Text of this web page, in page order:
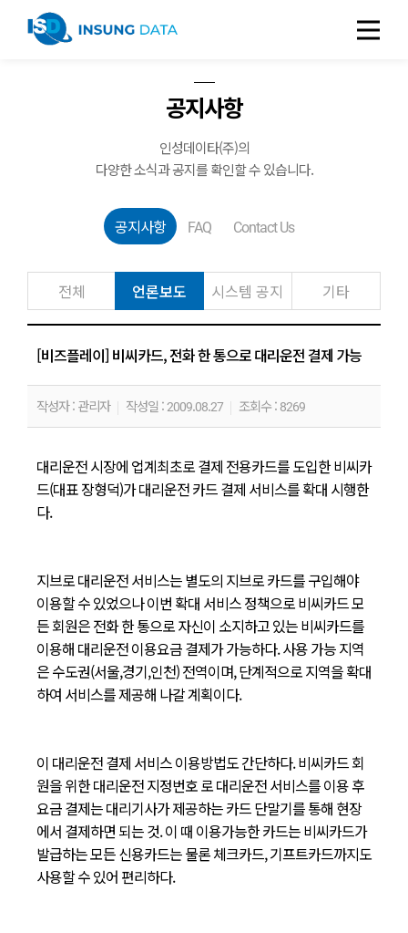
공지사항
인성데이타(주)의
다양한 소식과 공지를 확인할 수 있습니다.
공지사항 FAQ Contact Us
전체 언론보도 시스템 공지 기타
[비즈플레이] 비씨카드, 전화 한 통으로 대리운전 결제 가능
작성자 : 관리자 작성일 : 2009.08.27 조회수 : 8269
대리운전 시장에 업계최초로 결제 전용카드를 도입한 비씨카
드(대표 장형덕)가 대리운전 카드 결제 서비스를 확대 시행한
다.
지브로 대리운전 서비스는 별도의 지브로 카드를 구입해야
이용할 수 있었으나 이번 확대 서비스 정책으로 비씨카드 모
든 회원은 전화 한 통으로 자신이 소지하고 있는 비씨카드를
이용해 대리운전 이용요금 결제가 가능하다. 사용 가능 지역
은 수도권(서울,경기,인천) 전역이며, 단계적으로 지역을 확대
하여 서비스를 제공해 나갈 계획이다.
이 대리운전 결제 서비스 이용방법도 간단하다. 비씨카드 회
원을 위한 대리운전 지정번호 로 대리운전 서비스를 이용 후
요금 결제는 대리기사가 제공하는 카드 단말기를 통해 현장
에서 결제하면 되는 것. 이 때 이용가능한 카드는 비씨카드가
발급하는 모든 신용카드는 물론 체크카드, 기프트카드까지도
사용할 수 있어 편리하다.